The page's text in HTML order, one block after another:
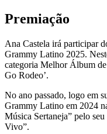
Premiação
Ana Castela irá participar
Grammy Latino 2025.
categoria Melhor Álbum
Go Rodeo’.
No ano passado, logo em
Grammy Latino em 2024
Música Sertaneja” pelo
Vivo”.